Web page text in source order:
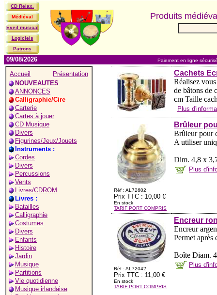
CD Relax.
Médiéval
Eveil musical
Logiciels
Patrons
Produits
09/08/2026 Paiement en ligne
Accueil
Présentation
NOUVEAUTES
ANNONCES
Calligraphie/Cire
Carterie
Cartes à jouer
CD Musique
Divers
Figurines/Jeux/Jouets
Instruments :
Cordes
Divers
Percussions
Vents
Livres/CDROM
Livres :
Batailles
Calligraphie
Costumes
Divers
Enfants
Histoire
Jardin
Musique
Partitions
Vie quotidienne
Musique irlandaise
Cachets
Réalisez
de bâtons de
cm Taille
Plus
Réf : AL72602
Prix TTC : 10,00 €
En stock
TARIF PORT COMPRIS
Brûleur
Brûleur pour
A utiliser
Dim. 4,8 x
Plus
Réf : AL72042
Prix TTC : 11,00 €
En stock
TARIF PORT COMPRIS
Encreur
Encreur
Permet après
Boîte Diam.
Plus